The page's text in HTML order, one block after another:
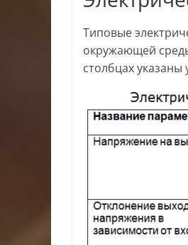
Типовые
окружающей
столбцах